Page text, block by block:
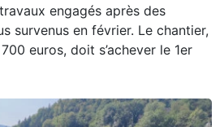
engagés après des
survenus en février. Le chantier,
euros, doit s’achever le 1er